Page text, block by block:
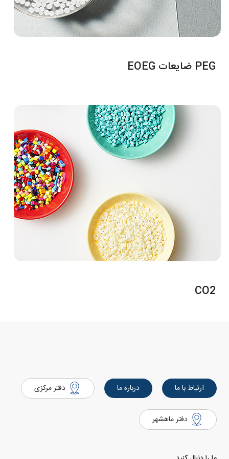
PEG ضایعات EOEG
CO2
ارتباط با ما درباره ما دفتر مرکزی
دفتر ماهشهر